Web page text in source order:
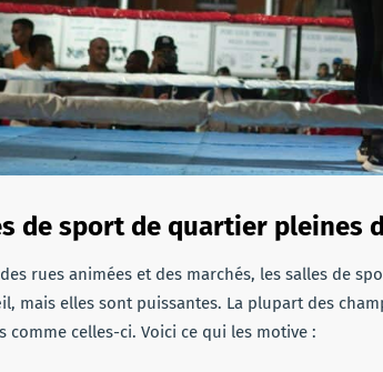
de sport de quartier pleines
rues animées et des marchés, les salles de
mais elles sont puissantes. La plupart des
comme celles-ci. Voici ce qui les motive :